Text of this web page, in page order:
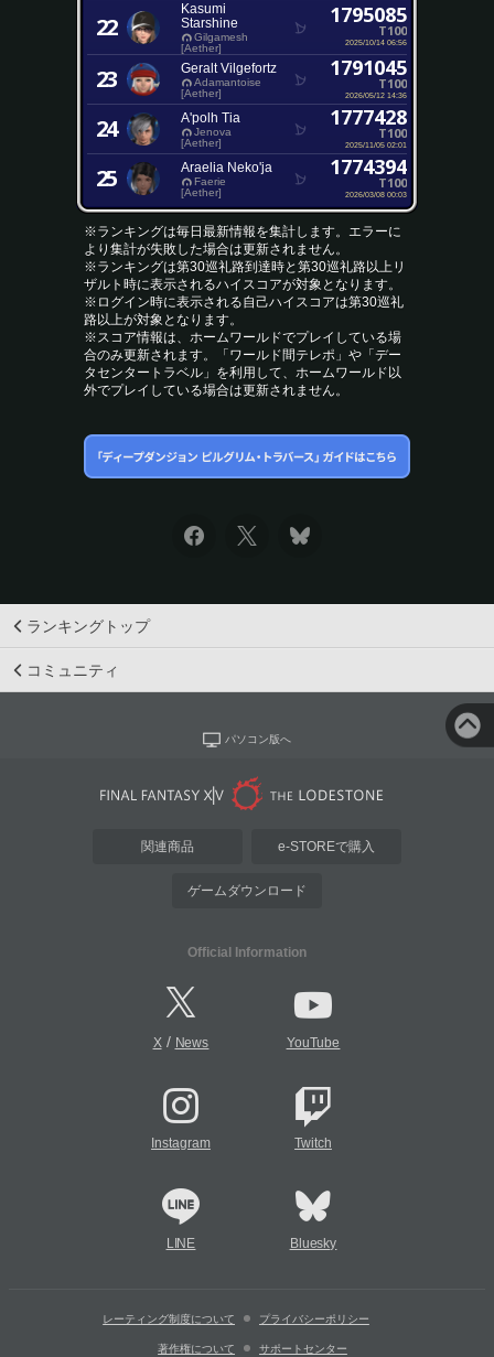
22
Kasumi
Starshine
Gilgamesh
[Aether]
1795085
T100
2025/10/14 06:56
23 Geralt Vilgefortz
Adamantoise
[Aether]
1791045
T100
2026/05/12 14:36
24 A'polh Tia
Jenova
[Aether]
1777428
T100
2025/11/05 02:01
25 Araelia Neko'ja
Faerie
[Aether]
1774394
T100
2026/03/08 00:03
※ランキングは毎日最新情報を集計します。エラーに
より集計が失敗した場合は更新されません。
※ランキングは第30巡礼路到達時と第30巡礼路以上リ
ザルト時に表示されるハイスコアが対象となります。
※ログイン時に表示される自己ハイスコアは第30巡礼
路以上が対象となります。
※スコア情報は、ホームワールドでプレイしている場
合のみ更新されます。「ワールド間テレポ」や「デー
タセンタートラベル」を利用して、ホームワールド以
外でプレイしている場合は更新されません。
ランキングトップ
コミュニティ
パソコン版へ
関連商品 e-STOREで購入
ゲームダウンロード
Official Information
X/ News YouTube
Instagram Twitch
LINE Bluesky
レーティング制度について プライバシーポリシー
著作権について サポートセンター